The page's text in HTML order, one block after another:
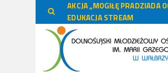
AKCJA „MOGIŁĘ PRADZIADA
EDUKACJA STREAM